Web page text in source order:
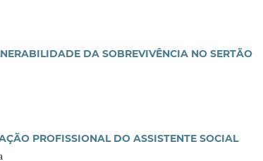
DA SOBREVIVÊNCIA NO SERTÃO
PROFISSIONAL DO ASSISTENTE SOCIAL